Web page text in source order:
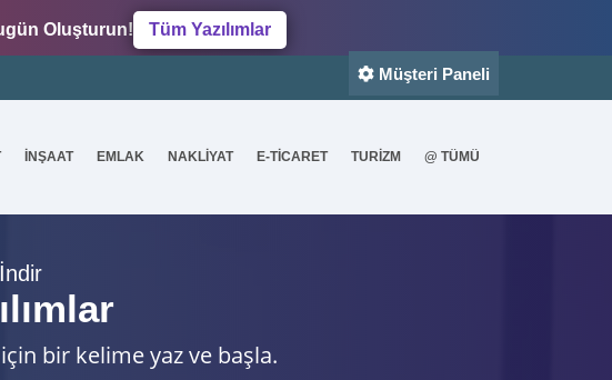
Oluşturun! Tüm Yazılımlar
Müşteri Paneli
İNŞAAT EMLAK NAKLİYAT E-TİCARET TURİZM @ TÜMÜ
bir kelime yaz ve başla.